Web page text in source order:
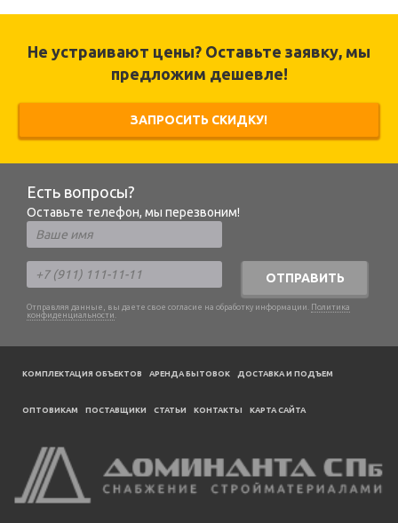
Не устраивают цены? Оставьте заявку, мы
предложим дешевле!
ЗАПРОСИТЬ СКИДКУ!
Есть вопросы?
Оставьте телефон, мы перезвоним!
ОТПРАВИТЬ
Отправляя данные, вы даете свое согласие на обработку информации. Политика
конфиденциальности .
КОМПЛЕКТАЦИЯ ОБЪЕКТОВ АРЕНДА БЫТОВОК ДОСТАВКА И ПОДЪЕМ
ОПТОВИКАМ ПОСТАВЩИКИ CТАТЬИ КОНТАКТЫ КАРТА САЙТА